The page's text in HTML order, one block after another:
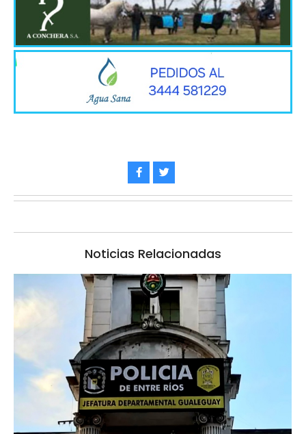
Noticias Relacionadas